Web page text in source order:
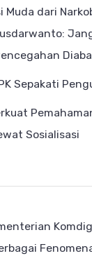
dari
Sepakati
Sosialisasi